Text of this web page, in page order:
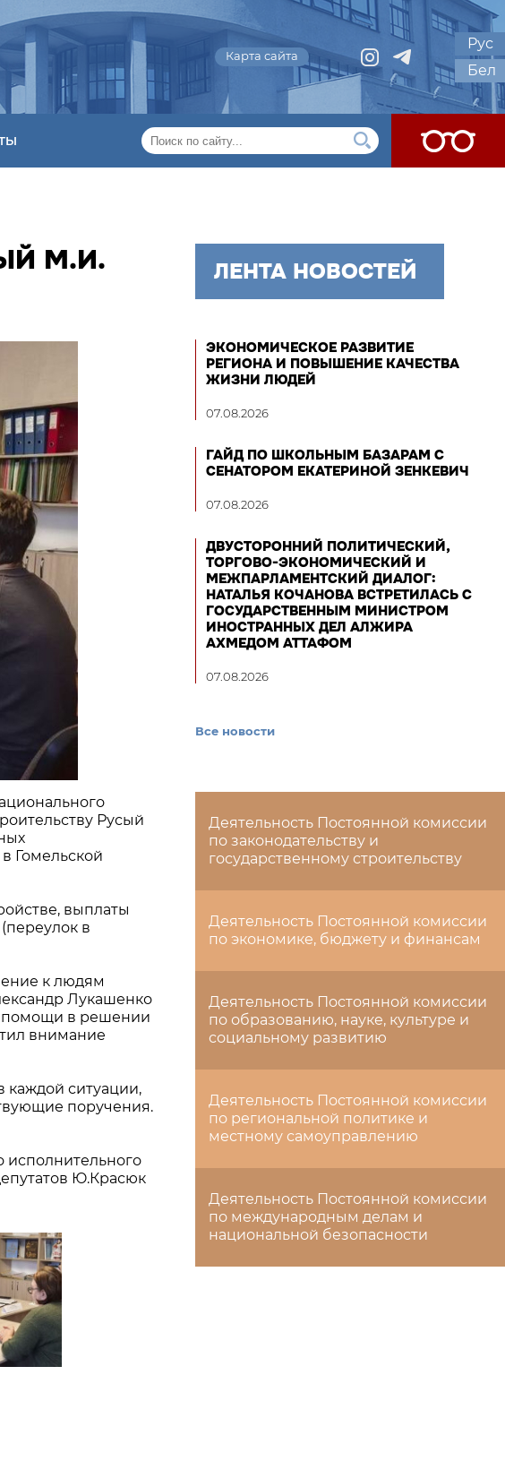
Карта сайта
Рус
Бел
М.И.
Русый
Гомельской
выплаты
в
к людям
Лукашенко
помощи в решении
внимание
каждой ситуации,
поручения.
исполнительного
Ю.Красюк
ЛЕНТА НОВОСТЕЙ
ЭКОНОМИЧЕСКОЕ РАЗВИТИЕ
РЕГИОНА И ПОВЫШЕНИЕ КАЧЕСТВА
ЖИЗНИ ЛЮДЕЙ
07.08.2026
ГАЙД ПО ШКОЛЬНЫМ БАЗАРАМ С
СЕНАТОРОМ ЕКАТЕРИНОЙ ЗЕНКЕВИЧ
07.08.2026
ДВУСТОРОННИЙ ПОЛИТИЧЕСКИЙ,
ТОРГОВО-ЭКОНОМИЧЕСКИЙ И
МЕЖПАРЛАМЕНТСКИЙ ДИАЛОГ:
НАТАЛЬЯ КОЧАНОВА ВСТРЕТИЛАСЬ С
ГОСУДАРСТВЕННЫМ МИНИСТРОМ
ИНОСТРАННЫХ ДЕЛ АЛЖИРА
АХМЕДОМ АТТАФОМ
07.08.2026
Все новости
Деятельность Постоянной комиссии
по законодательству и
государственному строительству
Деятельность Постоянной комиссии
по экономике, бюджету и финансам
Деятельность Постоянной комиссии
по образованию, науке, культуре и
социальному развитию
Деятельность Постоянной комиссии
по региональной политике и
местному самоуправлению
Деятельность Постоянной комиссии
по международным делам и
национальной безопасности